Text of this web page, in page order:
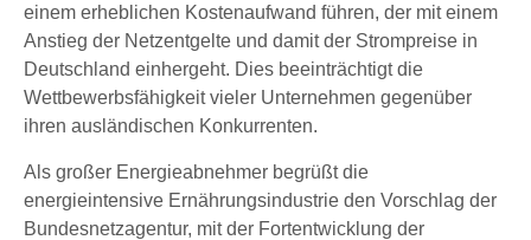
einem erheblichen Kostenaufwand führen, der mit einem
Anstieg der Netzentgelte und damit der Strompreise in
Deutschland einhergeht. Dies beeinträchtigt die
Wettbewerbsfähigkeit vieler Unternehmen gegenüber
ihren ausländischen Konkurrenten.
Als großer Energieabnehmer begrüßt die
energieintensive Ernährungsindustrie den Vorschlag der
Bundesnetzagentur, mit der Fortentwicklung der